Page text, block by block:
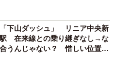
下山ダッシュ」 リニア中央新
在来線との乗り継ぎなし→な
うんじゃない？ 惜しい位置関